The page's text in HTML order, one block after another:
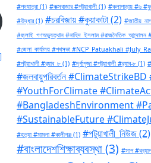
#পদযাত্রা (1) #কক্সবাজার #পটুয়াখালী (1) #কলাপাড়ায় #৬
#উদ্ধার(1) #চরবিজায় #কুয়াকাটা(2)
#জুলাই_গণঅভ্যুত্থান #নাহিদ_ইসলাম #রাজনৈতিক_আন্দোলন
#জেলা_কার্যালয় #পথসভা #NCP_Patuakhali
#পটুয়াখালী #র‍্যাব_৮ (1) #দূর্গাপুজা #পটুয়াখালী #র‍্যাব-৮ (1)
#জলবায়ুপরিবর্তন #ClimateStrikeBD
#YouthForClimate
#BangladeshEnvironment
#SustainableFuture
#হত্যা #মামলা #কালীগঞ্জ (1) #পটুয়াখালী_নিউজ(2)
#বাংলাদেশশিক্ষাব্যবস্থা(3) #সাপ